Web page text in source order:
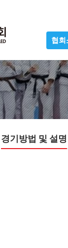
협회
경기방법 및 설명